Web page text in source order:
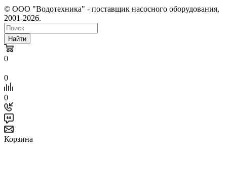
© ООО "Водотехника" - поставщик насосного оборудования,
2001-2026.
Найти
0
0
0
Корзина